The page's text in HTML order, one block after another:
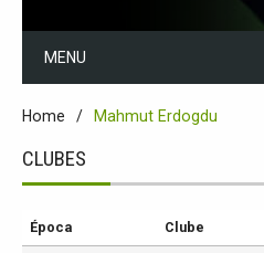
MENU
Home Mahmut Erdogdu
CLUBES
Época Clube